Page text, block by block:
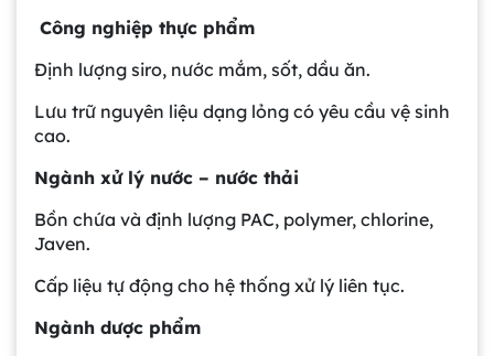
Công nghiệp thực phẩm
Định lượng siro, nước mắm, sốt, dầu ăn.
Lưu trữ nguyên liệu dạng lỏng có yêu cầu vệ sinh
cao.
Ngành xử lý nước – nước thải
Bồn chứa và định lượng PAC, polymer, chlorine,
Javen.
Cấp liệu tự động cho hệ thống xử lý liên tục.
Ngành dược phẩm